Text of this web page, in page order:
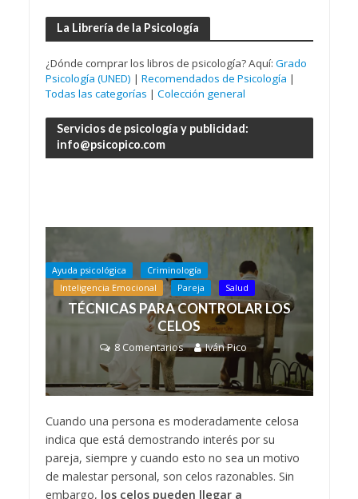
La Librería de la Psicología
¿Dónde comprar los libros de psicología? Aquí: Grado
Psicología (UNED) | Recomendados de Psicología |
Todas las categorías | Colección general
Servicios de psicología y publicidad:
info@psicopico.com
Ayuda psicológica
Criminología
Inteligencia Emocional
Pareja Salud
TÉCNICAS PARA CONTROLAR LOS
CELOS
8 Comentarios Iván Pico
Cuando una persona es moderadamente celosa
indica que está demostrando interés por su
pareja, siempre y cuando esto no sea un motivo
de malestar personal, son celos razonables. Sin
embargo, los celos pueden llegar a